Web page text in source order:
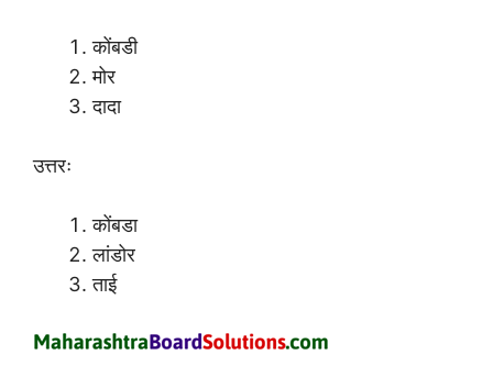
कोंबडी
मोर
दादा
उत्तरः
कोंबडा
लांडोर
ताई